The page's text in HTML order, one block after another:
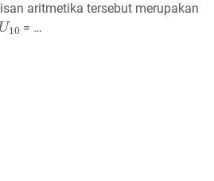
aritmetika tersebut merupakan
U10
= …